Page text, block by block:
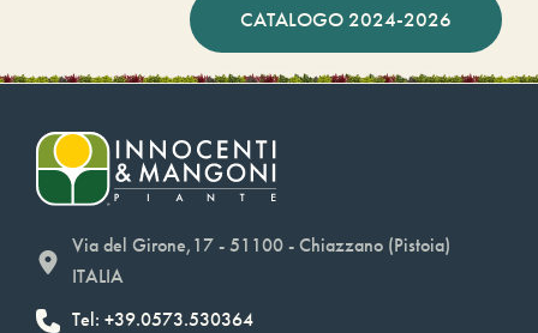
CATALOGO 2024-2026
Via del Girone,17 - 51100 - Chiazzano (Pistoia)
ITALIA
Tel: +39.0573.530364